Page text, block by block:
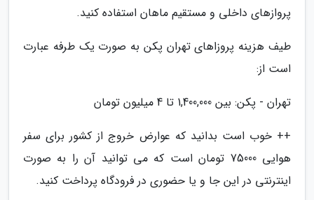
پروازهای داخلی و مستقیم ماهان استفاده کنید.
طیف هزینه پروزاهای تهران پکن به صورت یک طرفه عبارت
است از:
تهران - پکن: بین 1,400,000 تا 4 میلیون تومان
++ خوب است بدانید که عوارض خروج از کشور برای سفر
هوایی 75000 تومان است که می توانید آن را به صورت
اینترنتی در این جا و یا حضوری در فرودگاه پرداخت کنید.